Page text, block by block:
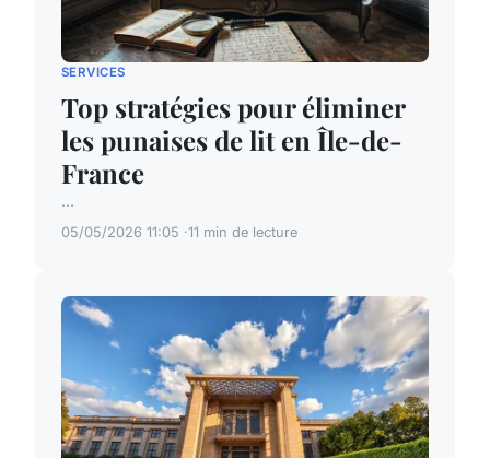
SERVICES
Top stratégies pour éliminer
les punaises de lit en Île-de-
France
...
05/05/2026 11:05 11 min de lecture